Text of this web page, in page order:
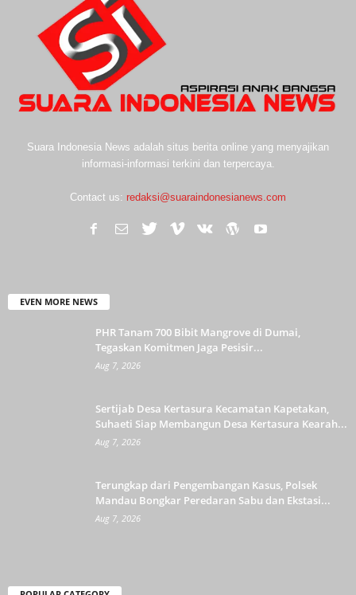
Suara Indonesia News adalah situs berita online yang menyajikan
informasi-informasi terkini dan terpercaya.
Contact us: redaksi@suaraindonesianews.com
EVEN MORE NEWS
PHR Tanam 700 Bibit Mangrove di Dumai,
Tegaskan Komitmen Jaga Pesisir...
Aug 7, 2026
Sertijab Desa Kertasura Kecamatan Kapetakan,
Suhaeti Siap Membangun Desa Kertasura Kearah...
Aug 7, 2026
Terungkap dari Pengembangan Kasus, Polsek
Mandau Bongkar Peredaran Sabu dan Ekstasi...
Aug 7, 2026